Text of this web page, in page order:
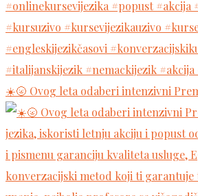
☀️🌝 Ovog leta odaberi intenzivni